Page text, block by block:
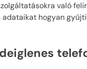
való
adataikat hogyan